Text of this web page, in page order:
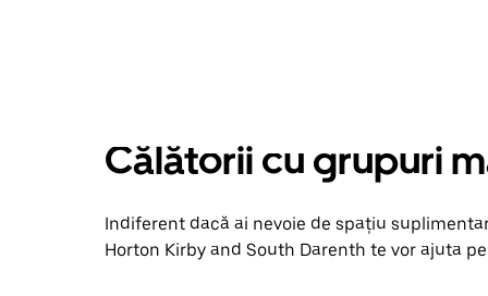
Călătorii cu grupuri
Indiferent dacă ai nevoie de spațiu
Horton Kirby and South Darenth te vor ajuta